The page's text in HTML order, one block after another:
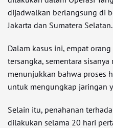
dijadwalkan berlangsung di
Jakarta dan Sumatera Selatan.
Dalam kasus ini, empat
tersangka, sementara
menunjukkan bahwa proses
untuk mengungkap jaringan
Selain itu, penahanan
dilakukan selama 20 hari